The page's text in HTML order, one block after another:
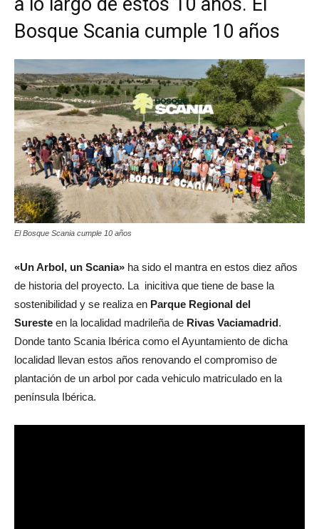
Bosque Scania cumple 10 años
El Bosque Scania cumple 10 años
«Un Arbol, un Scania» ha sido el mantra en estos diez años
de historia del proyecto. La inicitiva que tiene de base la
sostenibilidad y se realiza en Parque Regional del
Sureste en la localidad madrileña de Rivas Vaciamadrid.
Donde tanto Scania Ibérica como el Ayuntamiento de dicha
localidad llevan estos años renovando el compromiso de
plantación de un arbol por cada vehiculo matriculado en la
península Ibérica.